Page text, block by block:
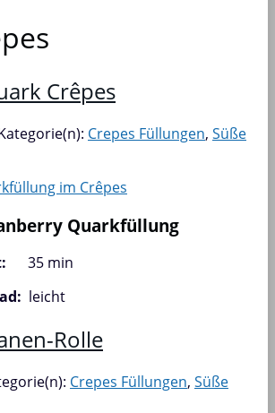
Crêpes
Crepes Füllungen, Süße
Quarkfüllung
35 min
leicht
Rolle
Crepes Füllungen, Süße